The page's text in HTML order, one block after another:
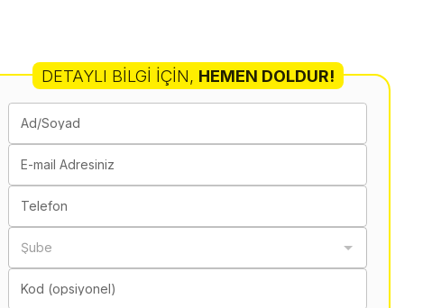
DETAYLI BILGI İÇIN, HEMEN DOLDUR!
Ad/Soyad
E-mail Adresiniz
Telefon
Şube
Kod (opsiyonel)